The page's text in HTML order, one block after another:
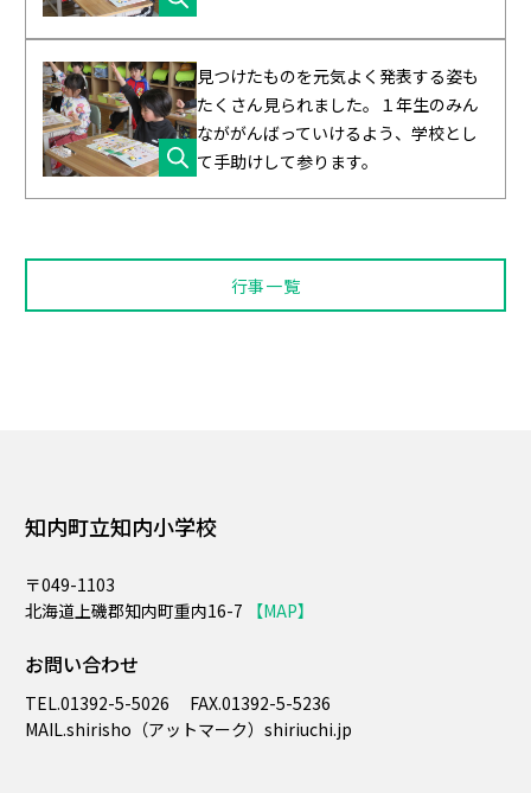
見つけたものを元気よく発表する姿も
たくさん見られました。１年生のみん
なががんばっていけるよう、学校とし
て手助けして参ります。
行事一覧
知内町立知内小学校
〒049-1103
北海道上磯郡知内町重内16-7
【MAP】
お問い合わせ
TEL.01392-5-5026 FAX.01392-5-5236
MAIL.​shirisho（アットマーク）shiriuchi.jp